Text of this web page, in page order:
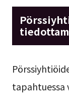
tapahtuessa